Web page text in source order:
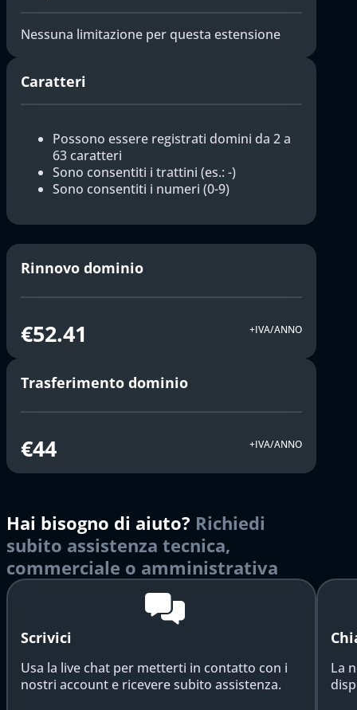
Nessuna limitazione per questa estensione
Caratteri
Possono essere registrati domini da 2 a
63 caratteri
Sono consentiti i trattini (es.: -)
Sono consentiti i numeri (0-9)
Rinnovo dominio
€52.41 +IVA/ANNO
Trasferimento dominio
€44 +IVA/ANNO
Hai bisogno di aiuto? Richiedi
subito assistenza tecnica,
commerciale o amministrativa
Scrivici
Usa la live chat per metterti in contatto con i
nostri account e ricevere subito assistenza.
La